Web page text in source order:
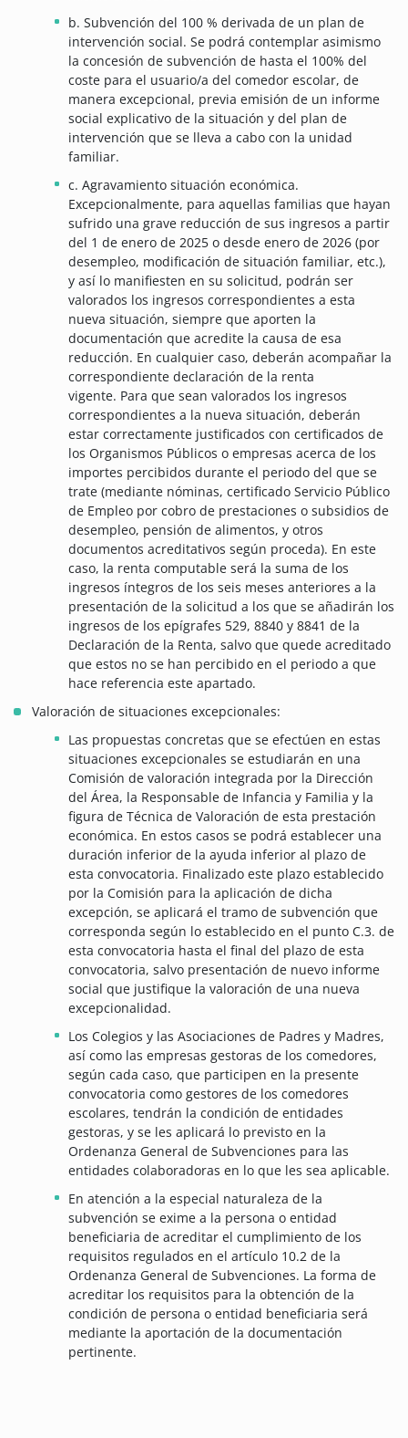
b. Subvención del 100 % derivada de un plan de
intervención social. Se podrá contemplar asimismo
la concesión de subvención de hasta el 100% del
coste para el usuario/a del comedor escolar, de
manera excepcional, previa emisión de un informe
social explicativo de la situación y del plan de
intervención que se lleva a cabo con la unidad
familiar.
c. Agravamiento situación económica.
Excepcionalmente, para aquellas familias que hayan
sufrido una grave reducción de sus ingresos a partir
del 1 de enero de 2025 o desde enero de 2026 (por
desempleo, modificación de situación familiar, etc.),
y así lo manifiesten en su solicitud, podrán ser
valorados los ingresos correspondientes a esta
nueva situación, siempre que aporten la
documentación que acredite la causa de esa
reducción. En cualquier caso, deberán acompañar la
correspondiente declaración de la renta
vigente. Para que sean valorados los ingresos
correspondientes a la nueva situación, deberán
estar correctamente justificados con certificados de
los Organismos Públicos o empresas acerca de los
importes percibidos durante el periodo del que se
trate (mediante nóminas, certificado Servicio Público
de Empleo por cobro de prestaciones o subsidios de
desempleo, pensión de alimentos, y otros
documentos acreditativos según proceda). En este
caso, la renta computable será la suma de los
ingresos íntegros de los seis meses anteriores a la
presentación de la solicitud a los que se añadirán los
ingresos de los epígrafes 529, 8840 y 8841 de la
Declaración de la Renta, salvo que quede acreditado
que estos no se han percibido en el periodo a que
hace referencia este apartado.
Valoración de situaciones excepcionales:
Las propuestas concretas que se efectúen en estas
situaciones excepcionales se estudiarán en una
Comisión de valoración integrada por la Dirección
del Área, la Responsable de Infancia y Familia y la
figura de Técnica de Valoración de esta prestación
económica. En estos casos se podrá establecer una
duración inferior de la ayuda inferior al plazo de
esta convocatoria. Finalizado este plazo establecido
por la Comisión para la aplicación de dicha
excepción, se aplicará el tramo de subvención que
corresponda según lo establecido en el punto C.3. de
esta convocatoria hasta el final del plazo de esta
convocatoria, salvo presentación de nuevo informe
social que justifique la valoración de una nueva
excepcionalidad.
Los Colegios y las Asociaciones de Padres y Madres,
así como las empresas gestoras de los comedores,
según cada caso, que participen en la presente
convocatoria como gestores de los comedores
escolares, tendrán la condición de entidades
gestoras, y se les aplicará lo previsto en la
Ordenanza General de Subvenciones para las
entidades colaboradoras en lo que les sea aplicable.
En atención a la especial naturaleza de la
subvención se exime a la persona o entidad
beneficiaria de acreditar el cumplimiento de los
requisitos regulados en el artículo 10.2 de la
Ordenanza General de Subvenciones. La forma de
acreditar los requisitos para la obtención de la
condición de persona o entidad beneficiaria será
mediante la aportación de la documentación
pertinente.